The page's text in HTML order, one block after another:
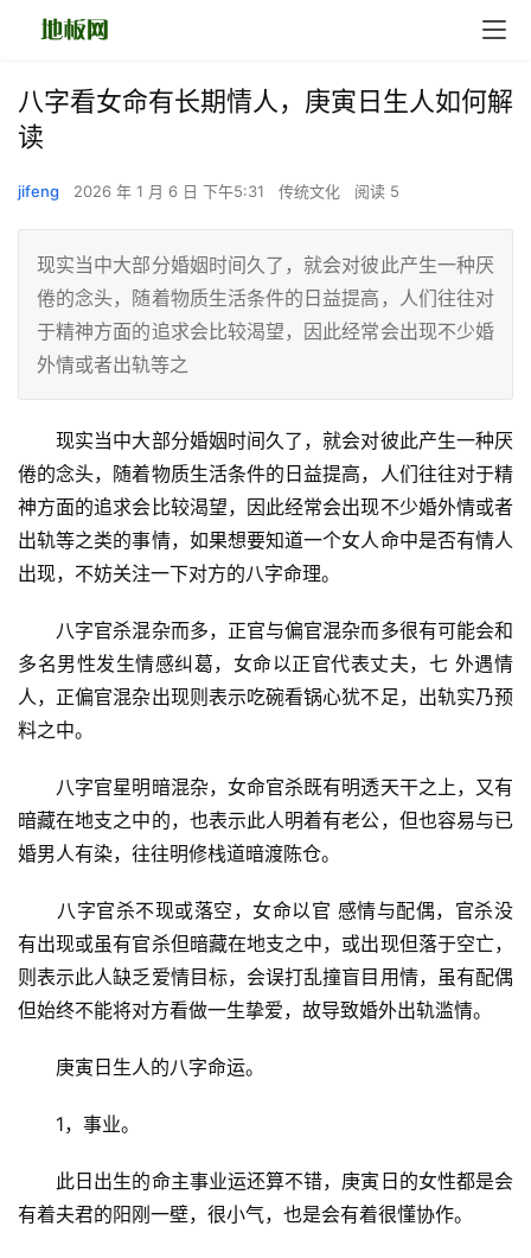
八字看女命有长期情人，庚寅日生人如何解
读
jifeng 2026 年 1 月 6 日 下午5:31 传统文化 阅读 5
现实当中大部分婚姻时间久了，就会对彼此产生一种厌
倦的念头，随着物质生活条件的日益提高，人们往往对
于精神方面的追求会比较渴望，因此经常会出现不少婚
外情或者出轨等之
现实当中大部分婚姻时间久了，就会对彼此产生一种厌
倦的念头，随着物质生活条件的日益提高，人们往往对于精
神方面的追求会比较渴望，因此经常会出现不少婚外情或者
出轨等之类的事情，如果想要知道一个女人命中是否有情人
出现，不妨关注一下对方的八字命理。
八字官杀混杂而多，正官与偏官混杂而多很有可能会和
多名男性发生情感纠葛，女命以正官代表丈夫，七 外遇情
人，正偏官混杂出现则表示吃碗看锅心犹不足，出轨实乃预
料之中。
八字官星明暗混杂，女命官杀既有明透天干之上，又有
暗藏在地支之中的，也表示此人明着有老公，但也容易与已
婚男人有染，往往明修栈道暗渡陈仓。
八字官杀不现或落空，女命以官 感情与配偶，官杀没
有出现或虽有官杀但暗藏在地支之中，或出现但落于空亡，
则表示此人缺乏爱情目标，会误打乱撞盲目用情，虽有配偶
但始终不能将对方看做一生挚爱，故导致婚外出轨滥情。
庚寅日生人的八字命运。
1，事业。
此日出生的命主事业运还算不错，庚寅日的女性都是会
有着夫君的阳刚一壁，很小气，也是会有着很懂协作。